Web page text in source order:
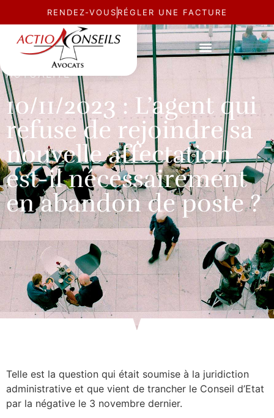
RENDEZ-VOUS RÉGLER UNE FACTURE
ACTUALITÉ
10/11/2023 : L’agent qui
refuse de rejoindre sa
nouvelle affectation
est-il nécessairement
en abandon de poste ?
Telle est la question qui était soumise à la juridiction
administrative et que vient de trancher le Conseil d’Etat
par la négative le 3 novembre dernier.